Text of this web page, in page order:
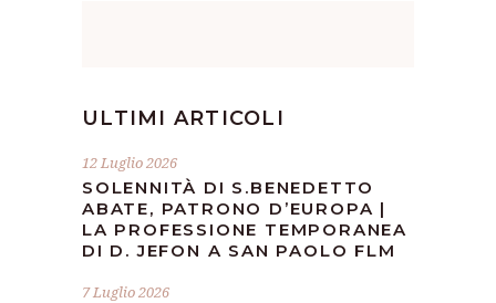
ULTIMI ARTICOLI
12 Luglio 2026
SOLENNITÀ DI S.BENEDETTO
ABATE, PATRONO D’EUROPA |
LA PROFESSIONE TEMPORANEA
DI D. JEFON A SAN PAOLO FLM
7 Luglio 2026